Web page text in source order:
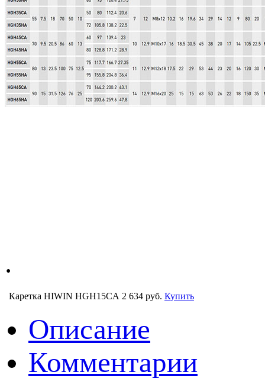
.
Каретка HIWIN HGH15CA 2 634 руб. Купить
Описание
Комментарии